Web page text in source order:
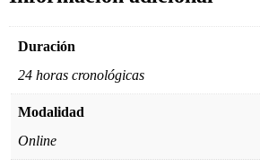
Duración
24 horas cronológicas
Modalidad
Online